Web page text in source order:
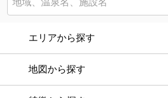
エリアから探す
地図から探す